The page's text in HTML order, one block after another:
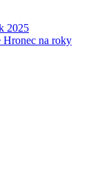
2025
Hronec na roky